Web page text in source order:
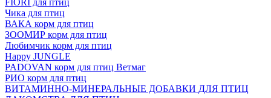
FIORI для птиц
Чика для птиц
ВАКА корм для птиц
ЗООМИР корм для птиц
Любимчик корм для птиц
Happy JUNGLE
PADOVAN корм для птиц Ветмаг
РИО корм для птиц
ВИТАМИННО-МИНЕРАЛЬНЫЕ ДОБАВКИ ДЛЯ ПТИЦ